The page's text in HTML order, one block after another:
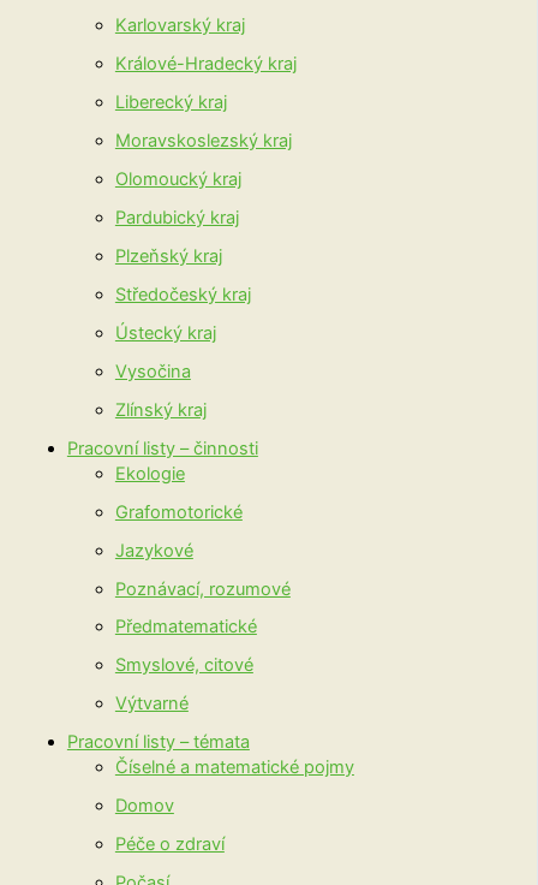
Karlovarský kraj
Králové-Hradecký kraj
Liberecký kraj
Moravskoslezský kraj
Olomoucký kraj
Pardubický kraj
Plzeňský kraj
Středočeský kraj
Ústecký kraj
Vysočina
Zlínský kraj
Pracovní listy – činnosti
Ekologie
Grafomotorické
Jazykové
Poznávací, rozumové
Předmatematické
Smyslové, citové
Výtvarné
Pracovní listy – témata
Číselné a matematické pojmy
Domov
Péče o zdraví